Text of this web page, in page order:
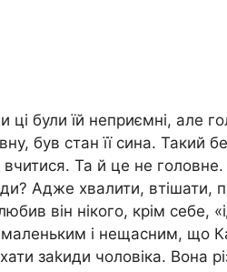
ці були їй неприємні, але
був стан її сина.
Та й це не
Адже хвалити, втішати,
він нікого, крім себе,
і нещасним, що
заkиди чоловіка. Вона